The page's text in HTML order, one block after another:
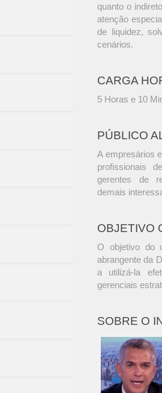
quanto o
atenção
de liquidez,
cenários.
CARGA
5 Horas e 10
PÚBLICO
A empresários
profissionais
gerentes de
demais
OBJETIVO
O objetivo do
abrangente da
a utilizá-la
gerenciais
SOBRE O